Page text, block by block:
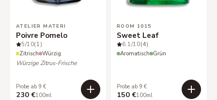
ATELIER MATERI
Poivre Pomelo
5/10(1)
Zitrisch Würzig
Würzige Zitrus-Frische
Probe ab 9 €
230 €100ml
ROOM 1015
Sweet Leaf
6.1/10(4)
Aromatisch Grün
Probe ab 9 €
150 €100ml